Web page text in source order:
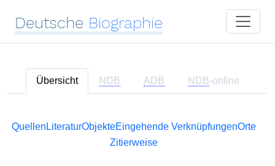
Deutsche Biographie
Übersicht NDB ADB NDB-online
Quellen LiteraturObjekteEingehende VerknüpfungenOrte
Zitierweise